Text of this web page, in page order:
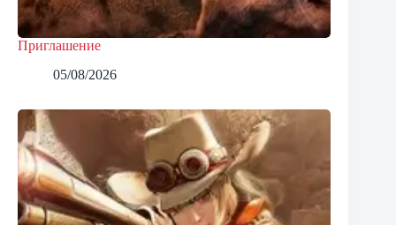
Приглашение
05/08/2026